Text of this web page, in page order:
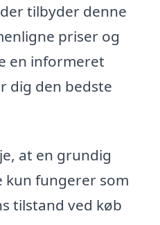
tilbyder denne
priser og
en informeret
dig den bedste
at en grundig
fungerer som
tilstand ved køb